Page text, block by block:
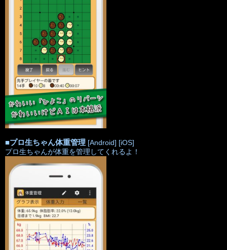
■プロ生ちゃん体重管理 [Android] [iOS]
プロ生ちゃんが体重を管理してくれるよ！